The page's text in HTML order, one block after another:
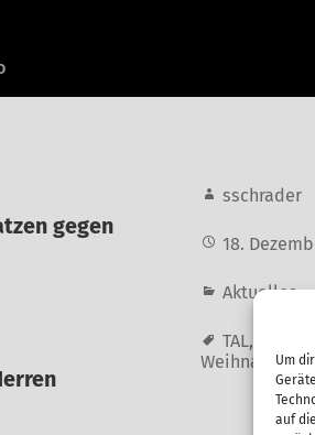
Um
auf
sschrader
18.
Aktuelles
TAL,
gegen